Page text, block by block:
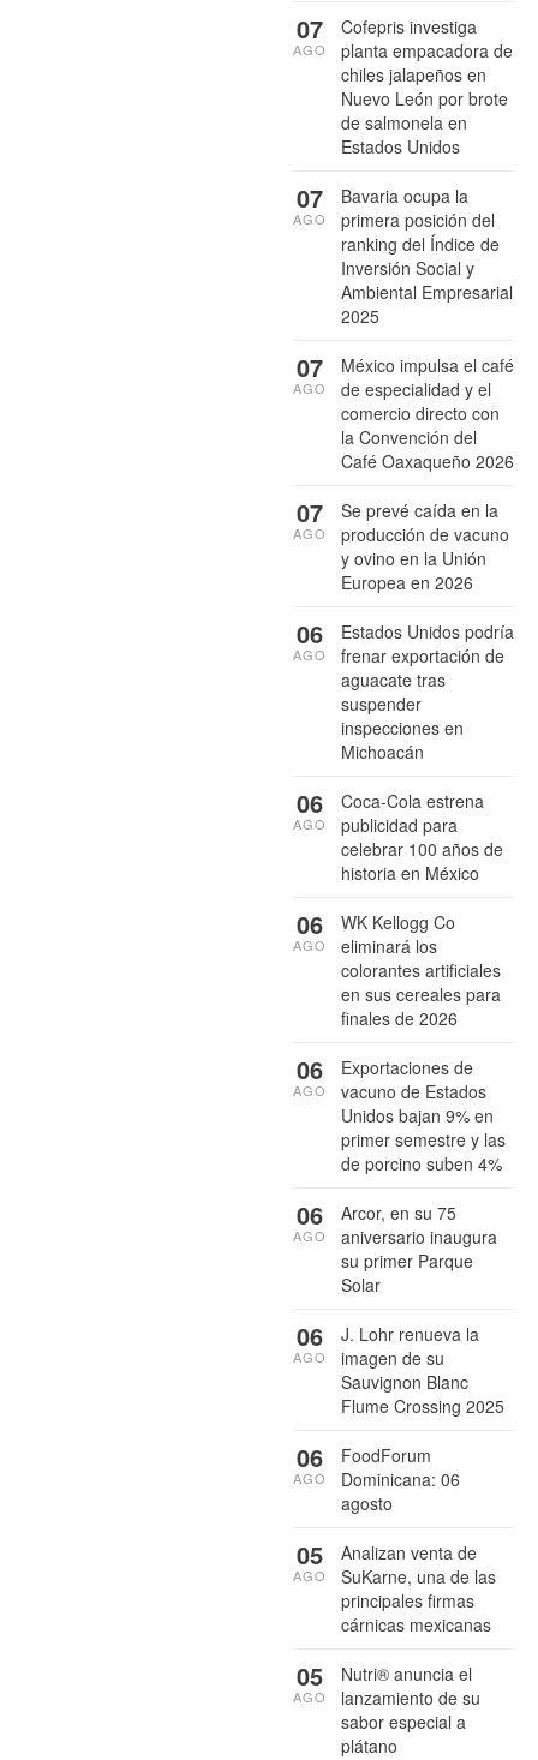
Cofepris investiga
planta empacadora de
chiles jalapeños en
Nuevo León por brote
de salmonela en
Estados Unidos
07
AGO
Bavaria ocupa la
primera posición del
ranking del Índice de
Inversión Social y
Ambiental Empresarial
2025
07
AGO
México impulsa el café
de especialidad y el
comercio directo con
la Convención del
Café Oaxaqueño 2026
07
AGO
Se prevé caída en la
producción de vacuno
y ovino en la Unión
Europea en 2026
07
AGO
Estados Unidos podría
frenar exportación de
aguacate tras
suspender
inspecciones en
Michoacán
06
AGO
Coca-Cola estrena
publicidad para
celebrar 100 años de
historia en México
06
AGO
WK Kellogg Co
eliminará los
colorantes artificiales
en sus cereales para
finales de 2026
06
AGO
Exportaciones de
vacuno de Estados
Unidos bajan 9% en
primer semestre y las
de porcino suben 4%
06
AGO
Arcor, en su 75
aniversario inaugura
su primer Parque
Solar
06
AGO
J. Lohr renueva la
imagen de su
Sauvignon Blanc
Flume Crossing 2025
06
AGO
FoodForum
Dominicana: 06
agosto
06
AGO
Analizan venta de
SuKarne, una de las
principales firmas
cárnicas mexicanas
05
AGO
Nutri® anuncia el
lanzamiento de su
sabor especial a
plátano
05
AGO